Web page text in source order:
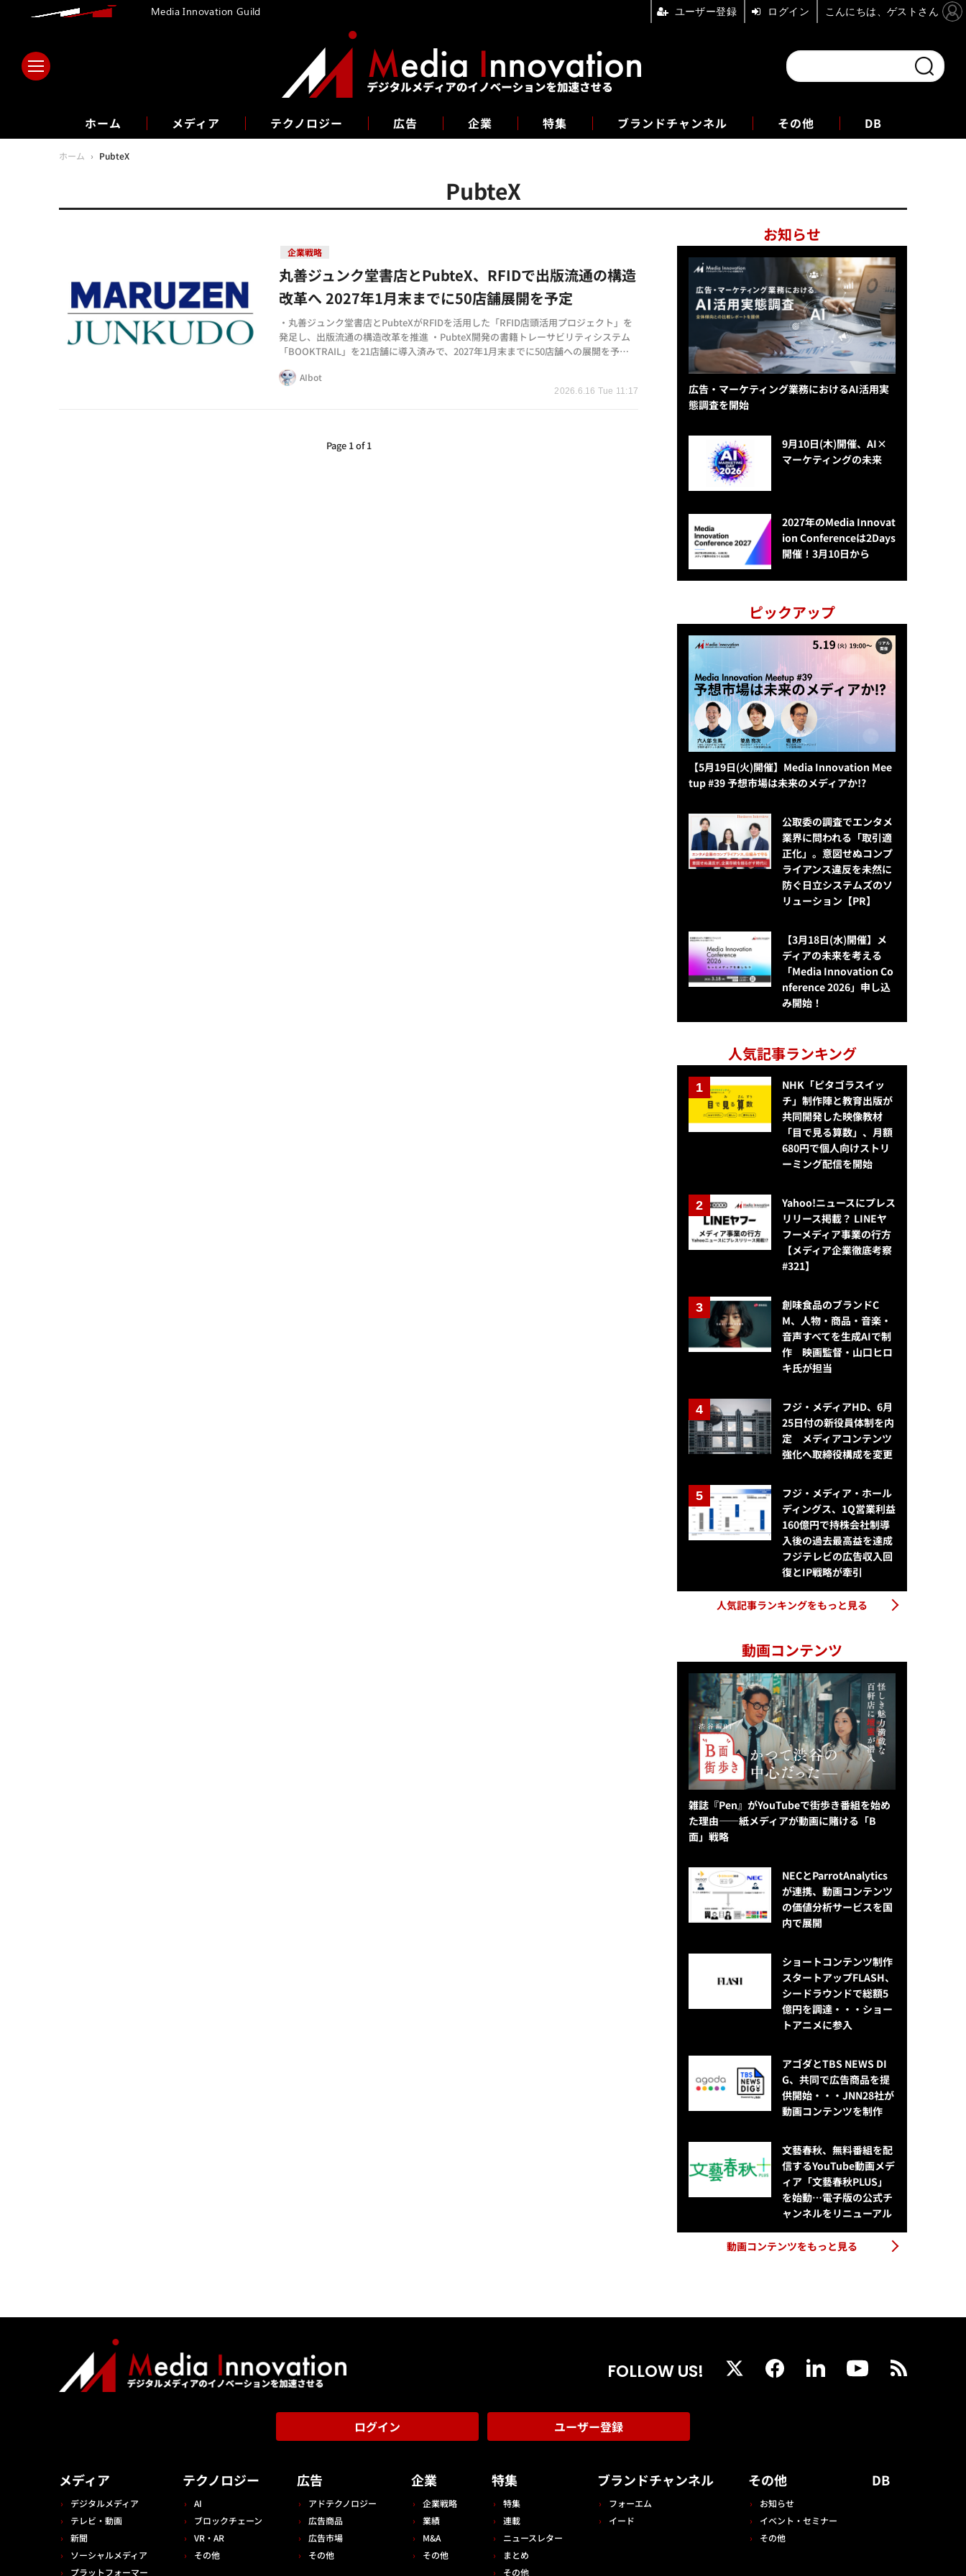
ホーム メディア テクノロジー 広告 企業 特集 ブランドチャンネル
フォーエム その他 DB
ホーム › PubteX
PubteX
企業戦略
2026.6.16 Tue 11:17
丸善ジュンク堂書店とPubteX、RFIDで出版流通の構造
改革へ 2027年1月末までに50店舗展開を予定
・丸善ジュンク堂書店とPubteXがRFIDを活用した「RFID店頭活用プロジェクト」を
発足し、出版流通の構造改革を推進 ・PubteX開発の書籍トレーサビリティシステム
「BOOKTRAIL」を21店舗に導入済みで、2027年1月末までに50店舗への展開を予定
への転換と返品率削減を目指す
AIbot
Page 1 of 1
お知らせ
広告・マーケティング業務におけるAI活用実
態調査を開始
9月10日(木)開催、AI×
マーケティングの未来
2027年のMedia Innovat
ion Conferenceは2Days
開催！3月10日から
ピックアップ
【5月19日(火)開催】Media Innovation Mee
tup #39 予想市場は未来のメディアか!?
公​​取委の調査でエンタメ
業界に問われる「取引適
正化」。意図せぬコンプ
ライアンス違反を未然に
防ぐ日立システムズのソ
リューション​【PR】
【3月18日(水)開催】メ
ディアの未来を考える
「Media Innovation Co
nference 2026」申し込
み開始！
人気記事ランキング
NHK「ピタゴラスイッ
チ」制作陣と教育出版が
共同開発した映像教材
「目で見る算数」、月額
680円で個人向けストリ
ーミング配信を開始
Yahoo!ニュースにプレス
リリース掲載？ LINEヤ
フーメディア事業の行方
【メディア企業徹底考察
#321】
創味食品のブランドC
M、人物・商品・音楽・
音声すべてを生成AIで制
作 映画監督・山口ヒロ
キ氏が担当
フジ・メディアHD、6月
25日付の新役員体制を内
定 メディアコンテンツ
強化へ取締役構成を変更
フジ・メディア・ホール
ディングス、1Q営業利益
160億円で持株会社制導
入後の過去最高益を達成
フジテレビの広告収入回
復とIP戦略が牽引
人気記事ランキングをもっと見る
動画コンテンツ
雑誌『Pen』がYouTubeで街歩き番組を始め
た理由——紙メディアが動画に賭ける「B
面」戦略
NECとParrotAnalytics
が連携、動画コンテンツ
の価値分析サービスを国
内で展開
ショートコンテンツ制作
スタートアップFLASH、
シードラウンドで総額5
億円を調達・・・ショー
トアニメに参入
アゴダとTBS NEWS DI
G、共同で広告商品を提
供開始・・・JNN28社が
動画コンテンツを制作
文藝春秋、無料番組を配
信するYouTube動画メデ
ィア「文藝春秋PLUS」
を始動…電子版の公式チ
ャンネルをリニューアル
動画コンテンツをもっと見る
FOLLOW US!
ログイン ユーザー登録
メディア
デジタルメディア
テレビ・動画
新聞
ソーシャルメディア
プラットフォーマー
テクノロジー
AI
ブロックチェーン
VR・AR
その他
広告
アドテクノロジー
広告商品
広告市場
その他
企業
企業戦略
業績
M&A
その他
特集
特集
連載
ニュースレター
まとめ
その他
ブランドチャンネル
フォーエム
イード
その他
お知らせ
イベント・セミナー
その他
DB
Media Innovation Guild ユーザー登録 ログイン こんにちは、ゲストさん